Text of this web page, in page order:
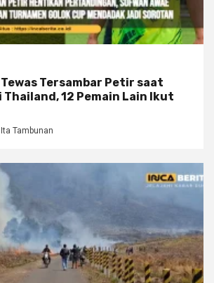
Tersambar Petir saat
12 Pemain Lain Ikut
Ita Tambunan